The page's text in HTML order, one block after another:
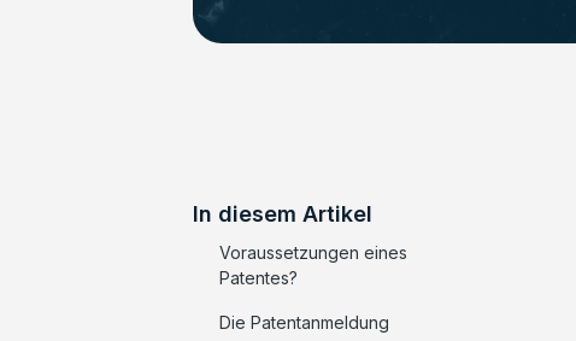
In diesem Artikel
Voraussetzungen eines
Patentes?
Die Patentanmeldung